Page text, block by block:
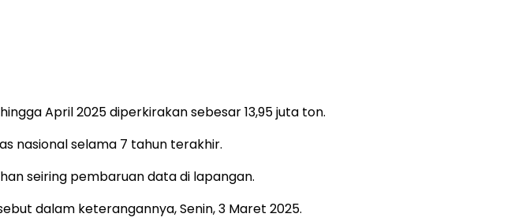
April 2025 diperkirakan sebesar 13,95 juta ton.
nasional selama 7 tahun terakhir.
seiring pembaruan data di lapangan.
dalam keterangannya, Senin, 3 Maret 2025.